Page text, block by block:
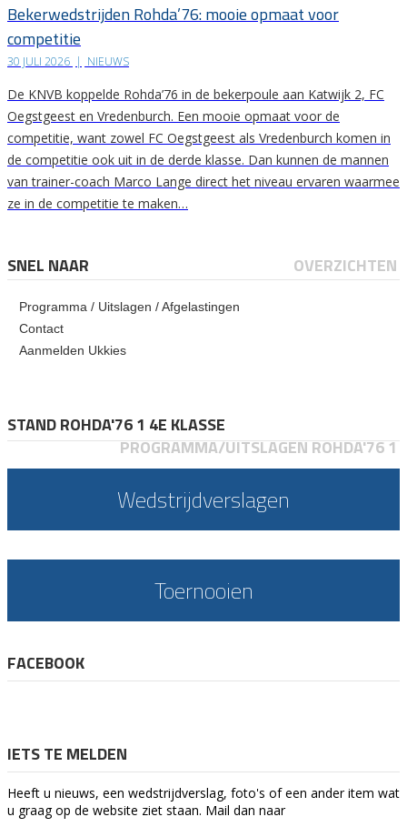
Bekerwedstrijden Rohda’76: mooie opmaat voor
competitie
30 JULI 2026 | NIEUWS
De KNVB koppelde Rohda’76 in de bekerpoule aan Katwijk 2, FC
Oegstgeest en Vredenburch. Een mooie opmaat voor de
competitie, want zowel FC Oegstgeest als Vredenburch komen in
de competitie ook uit in de derde klasse. Dan kunnen de mannen
van trainer-coach Marco Lange direct het niveau ervaren waarmee
ze in de competitie te maken…
SNEL NAAR OVERZICHTEN
Programma / Uitslagen / Afgelastingen
Contact
Aanmelden Ukkies
STAND ROHDA'76 1 4E KLASSE
PROGRAMMA/UITSLAGEN ROHDA'76 1
Wedstrijdverslagen
Toernooien
FACEBOOK
IETS TE MELDEN
Heeft u nieuws, een wedstrijdverslag, foto's of een ander item wat
u graag op de website ziet staan. Mail dan naar